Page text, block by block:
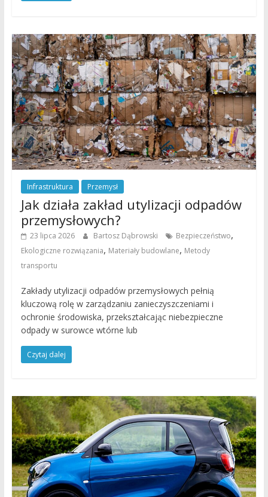
Infrastruktura Przemysł
Jak działa zakład utylizacji odpadów
przemysłowych?
23 lipca 2026 Bartosz Dąbrowski Bezpieczeństwo,
Ekologiczne rozwiązania, Materiały budowlane, Metody
transportu
Zakłady utylizacji odpadów przemysłowych pełnią
kluczową rolę w zarządzaniu zanieczyszczeniami i
ochronie środowiska, przekształcając niebezpieczne
odpady w surowce wtórne lub
Czytaj dalej